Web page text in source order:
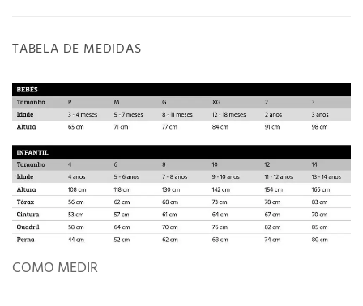
TABELA DE MEDIDAS
COMO MEDIR